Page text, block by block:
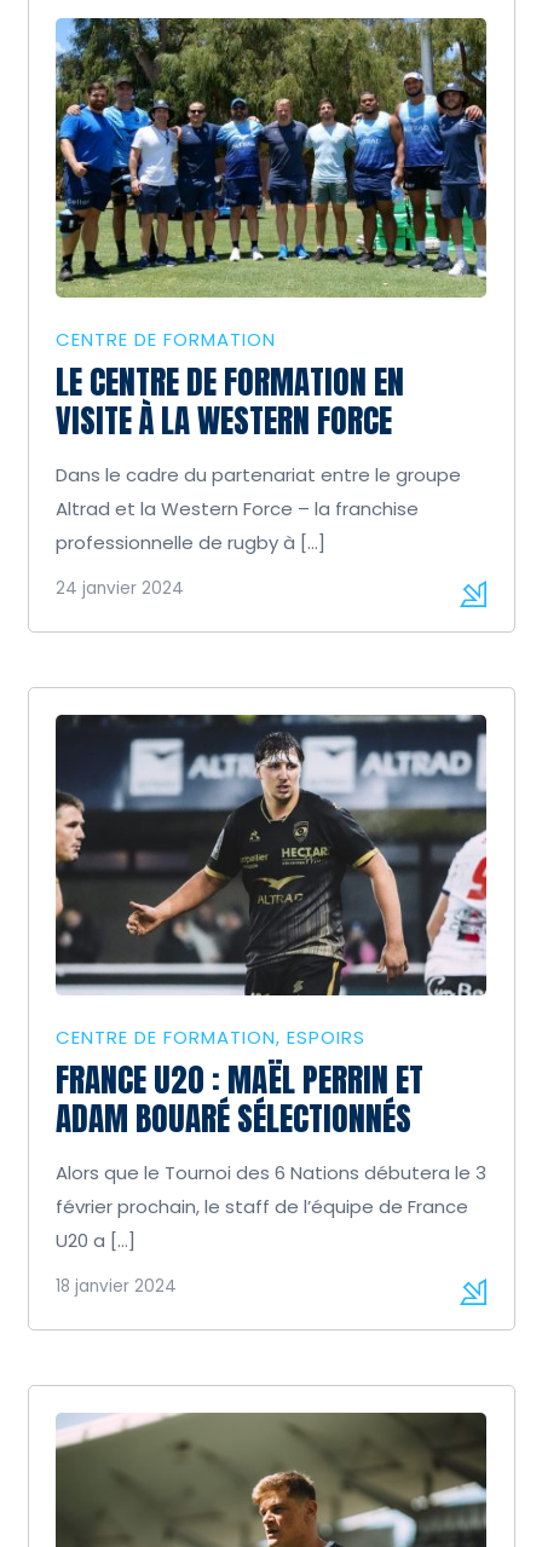
CENTRE DE FORMATION
LE CENTRE DE FORMATION EN
VISITE À LA WESTERN FORCE
Dans le cadre du partenariat entre le groupe
Altrad et la Western Force – la franchise
professionnelle de rugby à […]
24 janvier 2024
CENTRE DE FORMATION ESPOIRS
FRANCE U20 : MAËL PERRIN ET
ADAM BOUARÉ SÉLECTIONNÉS
Alors que le Tournoi des 6 Nations débutera le 3
février prochain, le staff de l’équipe de France
U20 a […]
18 janvier 2024